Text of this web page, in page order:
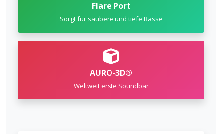
Flare Port
Sorgt für saubere und tiefe Bässe
AURO-3D®
Weltweit erste Soundbar